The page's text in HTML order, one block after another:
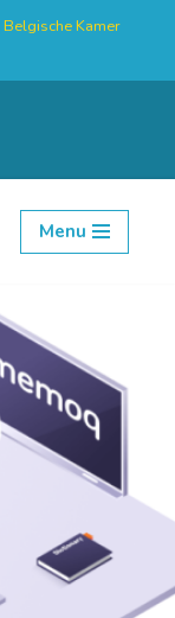
Belgische Kamer
Menu